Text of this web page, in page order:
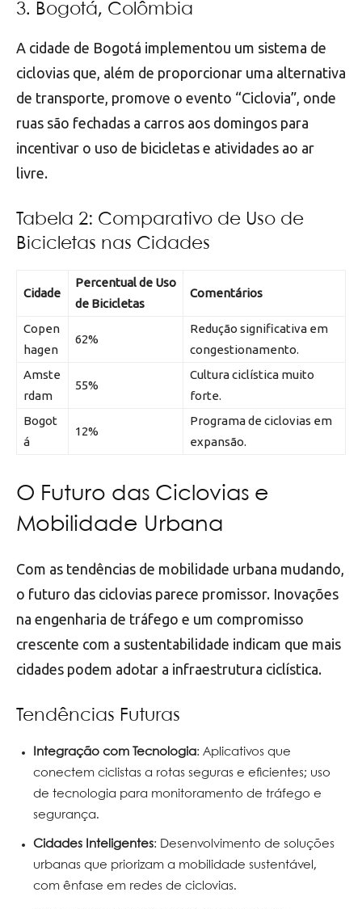
3. Bogotá, Colômbia
A cidade de Bogotá implementou um sistema de
ciclovias que, além de proporcionar uma alternativa
de transporte, promove o evento “Ciclovia”, onde
ruas são fechadas a carros aos domingos para
incentivar o uso de bicicletas e atividades ao ar
livre.
Tabela 2: Comparativo de Uso de
Bicicletas nas Cidades
Cidade
Percentual de Uso
de Bicicletas
Comentários
Copen
hagen
62%
Redução significativa em
congestionamento.
Amste
rdam
55%
Cultura ciclística muito
forte.
Bogot
á
12%
Programa de ciclovias em
expansão.
O Futuro das Ciclovias e
Mobilidade Urbana
Com as tendências de mobilidade urbana mudando,
o futuro das ciclovias parece promissor. Inovações
na engenharia de tráfego e um compromisso
crescente com a sustentabilidade indicam que mais
cidades podem adotar a infraestrutura ciclística.
Tendências Futuras
Integração com Tecnologia: Aplicativos que
conectem ciclistas a rotas seguras e eficientes; uso
de tecnologia para monitoramento de tráfego e
segurança.
Cidades Inteligentes: Desenvolvimento de soluções
urbanas que priorizam a mobilidade sustentável,
com ênfase em redes de ciclovias.